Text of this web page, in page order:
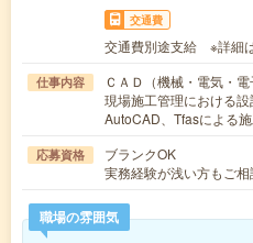
交通費
交通費別途支給 ※詳細
仕事内容
ＣＡＤ（機械・電気・電
現場施工管理における設
AutoCAD、Tfasによる
応募資格
ブランクOK
実務経験が浅い方もご相
職場の雰囲気